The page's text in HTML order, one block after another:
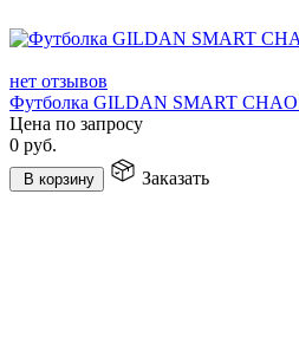
нет отзывов
Футболка GILDAN SMART
Цена по запросу
0 руб.
В корзину Заказать